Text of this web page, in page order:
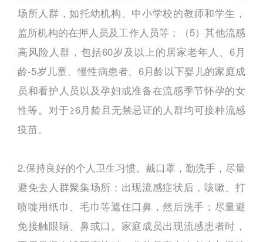
场所人群，如托幼机构、中小学校的教师和学生，
监所机构的在押人员及工作人员等；（5）其他流感
高风险人群，包括60岁及以上的居家老年人、6月
龄-5岁儿童、慢性病患者、6月龄以下婴儿的家庭成
员和看护人员以及孕妇或准备在流感季节怀孕的女
性等。对于≥6月龄且无禁忌证的人群均可接种流感
疫苗。
2.保持良好的个人卫生习惯。戴口罩，勤洗手，尽量
避免去人群聚集场所；出现流感症状后，咳嗽、打
喷嚏用纸巾、毛巾等遮住口鼻，然后洗手；尽量避
免接触眼睛、鼻或口。家庭成员出现流感患者时，